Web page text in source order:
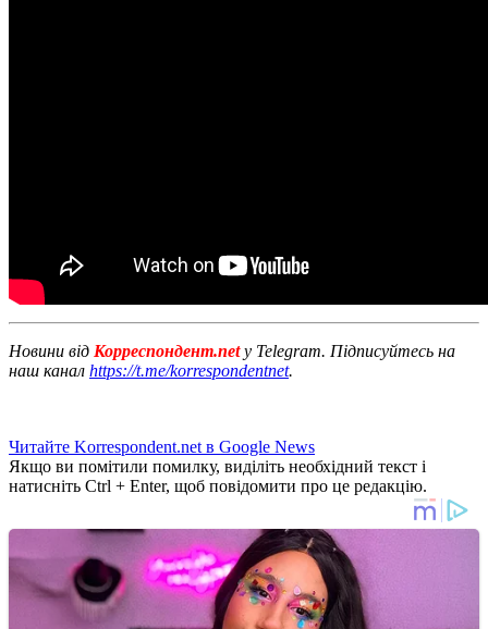
Новини від Корреспондент.netу Telegram. Підписуйтесь на
наш канал https://t.me/korrespondentnet.
Читайте Korrespondent.net в Google News
Якщо ви помітили помилку, виділіть необхідний текст і
натисніть Ctrl + Enter, щоб повідомити про це редакцію.